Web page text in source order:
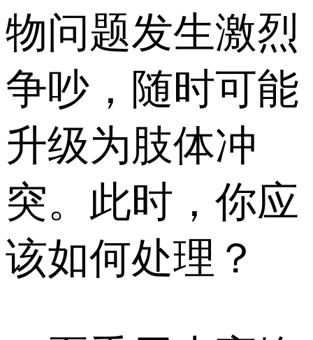
物问题发生激烈
争吵，随时可能
升级为肢体冲
突。此时，你应
该如何处理？